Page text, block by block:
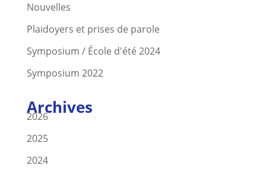
Nouvelles
Plaidoyers et prises de parole
Symposium / École d'été 2024
Symposium 2022
Archives
2026
2025
2024